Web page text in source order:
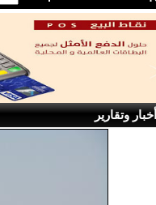
أخبار وتقارير